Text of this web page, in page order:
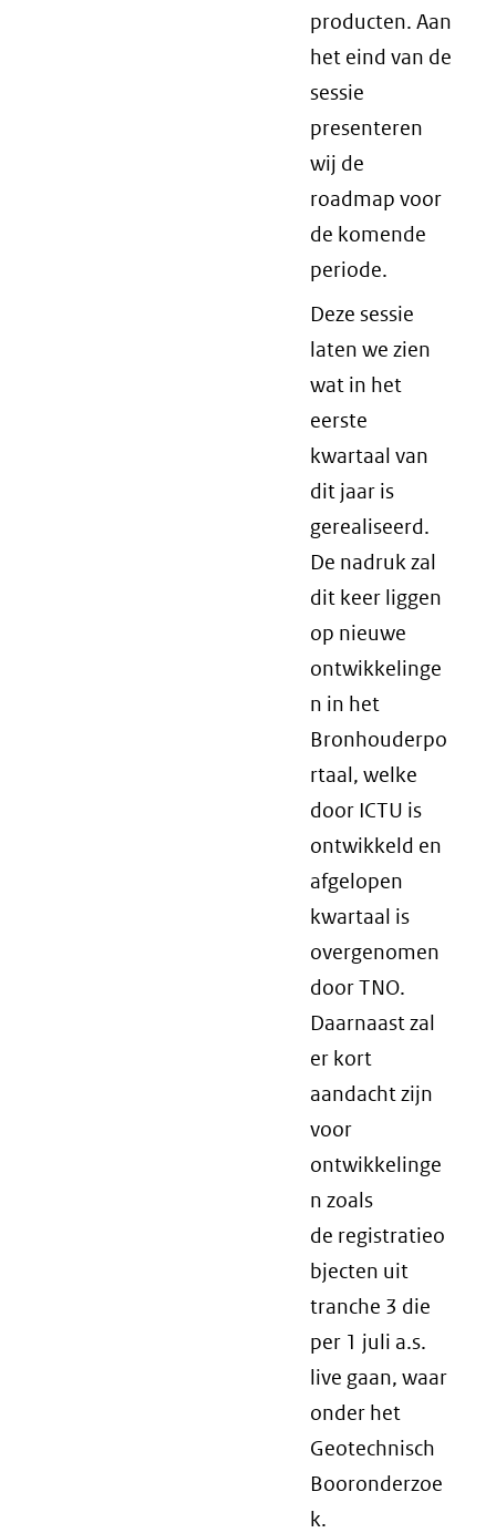
producten. Aan
het eind van de
sessie
presenteren
wij de
roadmap voor
de komende
periode.
Deze sessie
laten we zien
wat in het
eerste
kwartaal van
dit jaar is
gerealiseerd.
De nadruk zal
dit keer liggen
op nieuwe
ontwikkelinge
n in het
Bronhouderpo
rtaal, welke
door ICTU is
ontwikkeld en
afgelopen
kwartaal is
overgenomen
door TNO.
Daarnaast zal
er kort
aandacht zijn
voor
ontwikkelinge
n zoals
de registratieo
bjecten uit
tranche 3 die
per 1 juli a.s.
live gaan, waar
onder het
Geotechnisch
Booronderzoe
k.